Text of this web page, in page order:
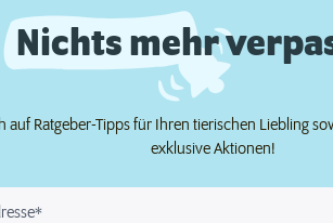
Nichts mehr
auf Ratgeber-Tipps für Ihren tierischen Liebling
exklusive Aktionen!